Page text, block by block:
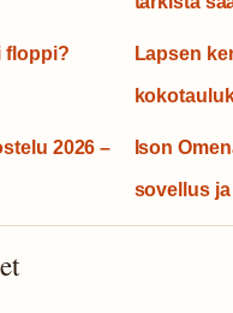
floppi? Lapsen
2026 – Ison
sovellus